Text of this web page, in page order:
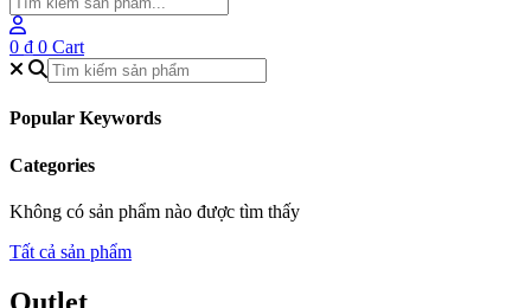
0 ₫ 0 Cart
Popular Keywords
Categories
Không có sản phẩm nào được tìm thấy
Tất cả sản phẩm
Outlet